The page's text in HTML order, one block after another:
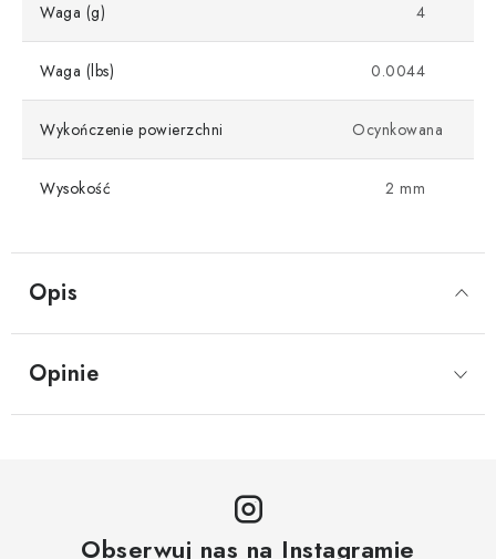
Opis
Waga (g) 4
Waga (lbs) 0.0044
Wykończenie powierzchni Ocynkowana
Wysokość 2 mm
Opinie
Obserwuj nas na Instagramie